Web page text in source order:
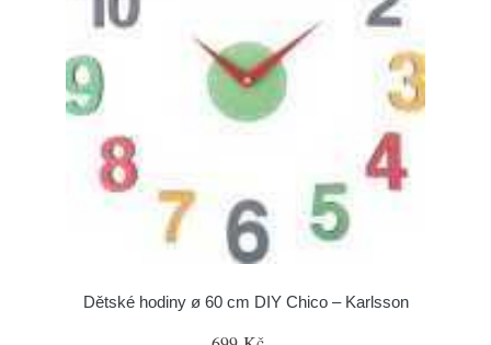
Dětské hodiny ø 60 cm DIY Chico – Karlsson